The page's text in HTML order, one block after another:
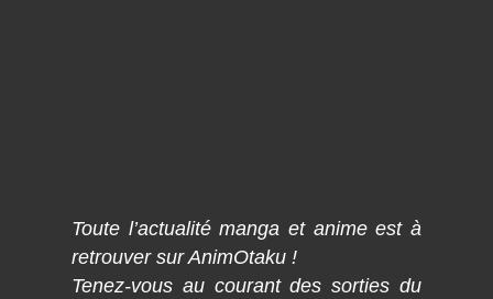
Toute l’actualité manga et anime est à
retrouver sur AnimOtaku !
Tenez-vous au courant des sorties du